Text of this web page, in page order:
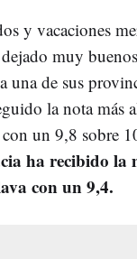
y vacaciones
muy
una de sus
la nota más
un 9,8 sobre
ha recibido la
con un 9,4.